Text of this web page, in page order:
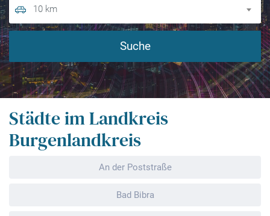
10 km
Suche
Städte im Landkreis
Burgenlandkreis
An der Poststraße
Bad Bibra